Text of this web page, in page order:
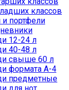
классов
портфели
12-24 л
40-48 л
свыше 60 л
формата А-4
предметные